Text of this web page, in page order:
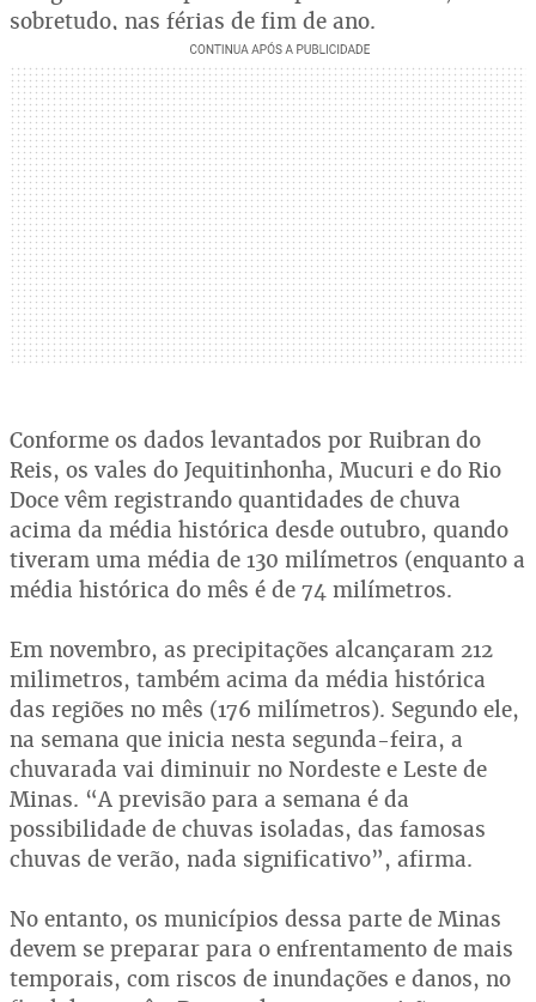
sobretudo, nas férias de fim de ano.
Conforme os dados levantados por Ruibran do
Reis, os vales do Jequitinhonha, Mucuri e do Rio
Doce vêm registrando quantidades de chuva
acima da média histórica desde outubro, quando
tiveram uma média de 130 milímetros (enquanto a
média histórica do mês é de 74 milímetros.
Em novembro, as precipitações alcançaram 212
milimetros, também acima da média histórica
das regiões no mês (176 milímetros). Segundo ele,
na semana que inicia nesta segunda-feira, a
chuvarada vai diminuir no Nordeste e Leste de
Minas. “A previsão para a semana é da
possibilidade de chuvas isoladas, das famosas
chuvas de verão, nada significativo”, afirma.
No entanto, os municípios dessa parte de Minas
devem se preparar para o enfrentamento de mais
temporais, com riscos de inundações e danos, no